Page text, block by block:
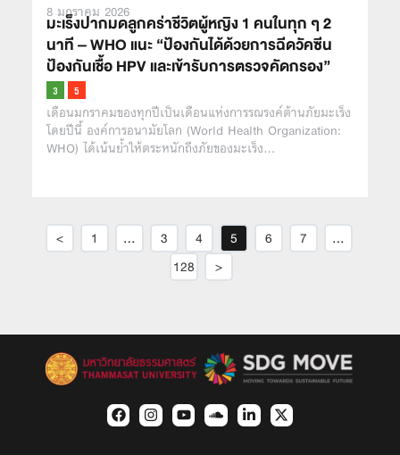
8 มกราคม 2026
มะเร็งปากมดลูกคร่าชีวิตผู้หญิง 1 คนในทุก ๆ 2
นาที – WHO แนะ “ป้องกันได้ด้วยการฉีดวัคซีน
ป้องกันเชื้อ HPV และเข้ารับการตรวจคัดกรอง”
เดือนมกราคมของทุกปีเป็นเดือนแห่งการรณรงค์ต้านภัยมะเร็ง
โดยปีนี้ องค์การอนามัยโลก (World Health Organization:
WHO) ได้เน้นย้ำให้ตระหนักถึงภัยของมะเร็ง…
< 1 … 3 4 5 6 7
…
128
>